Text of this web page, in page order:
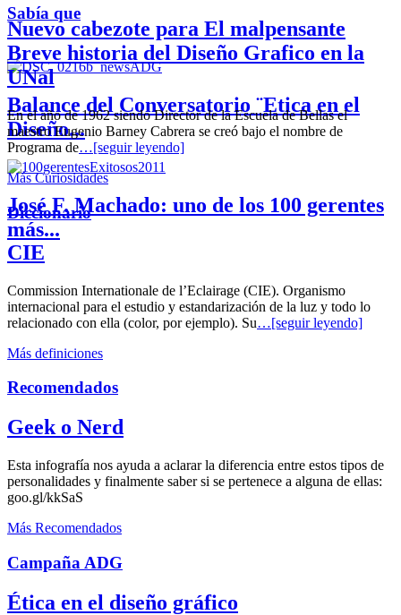
Nuevo cabezote para El malpensante
Balance del Conversatorio ¨Etica en el
Diseño...
José F. Machado: uno de los 100 gerentes
más...
Sabía que
Breve historia del Diseño Grafico en la
UNal
En el año de 1962 siendo Director de la Escuela de Bellas el
maestro Eugenio Barney Cabrera se creó bajo el nombre de
Programa de…[seguir leyendo]
Más Curiosidades
Diccionario
CIE
Commission Internationale de l’Eclairage (CIE). Organismo
internacional para el estudio y estandarización de la luz y todo lo
relacionado con ella (color, por ejemplo). Su…[seguir leyendo]
Más definiciones
Recomendados
Geek o Nerd
Esta infografía nos ayuda a aclarar la diferencia entre estos tipos de
personalidades y finalmente saber si se pertenece a alguna de ellas:
goo.gl/kkSaS
Más Recomendados
Campaña ADG
Ética en el diseño gráfico